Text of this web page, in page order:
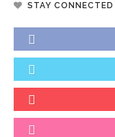
STAY CONNECTED